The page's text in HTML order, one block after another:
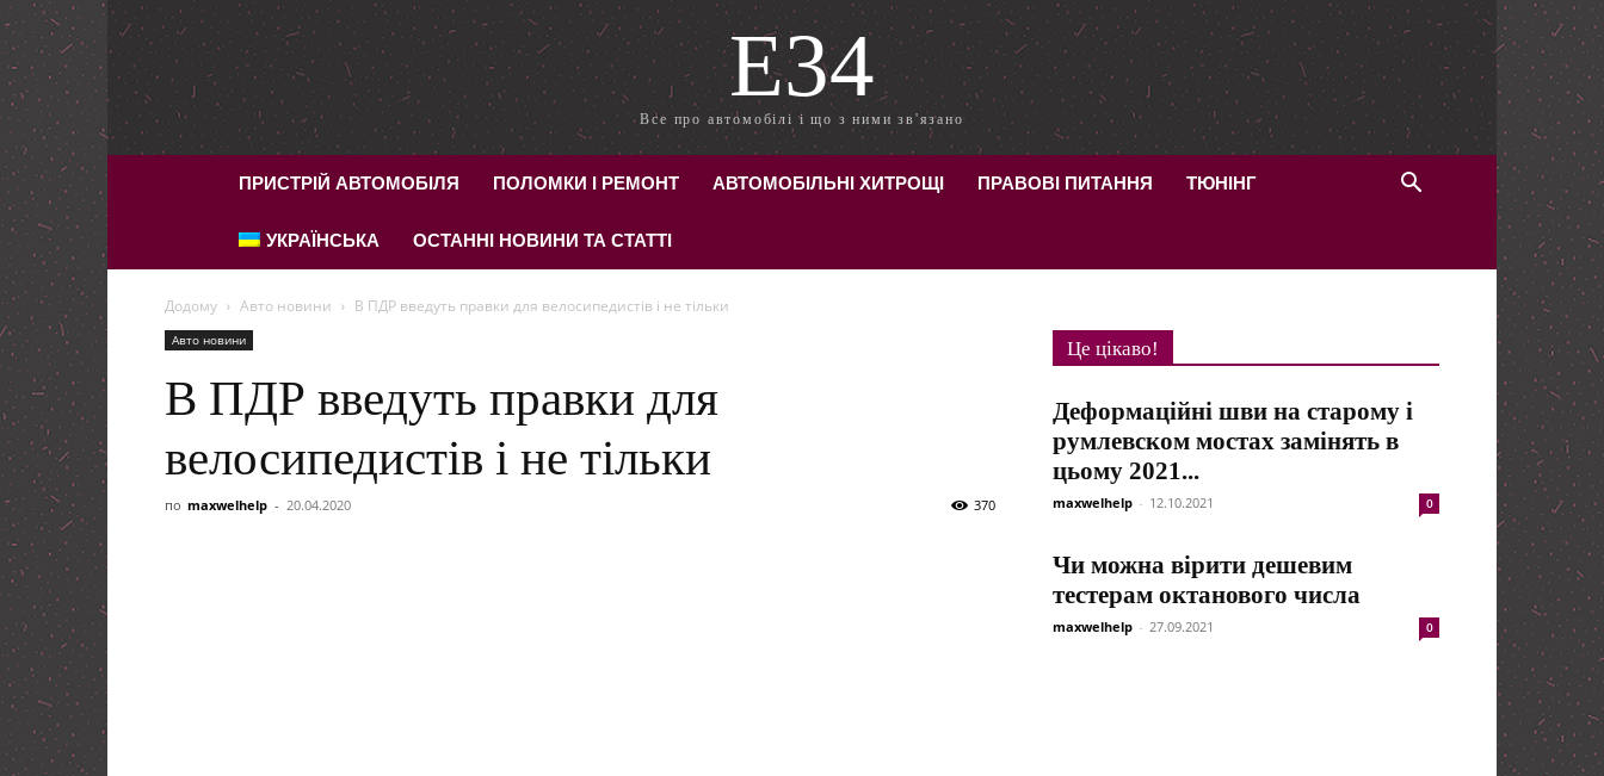
E34
Все про автомобілі і що з ними зв'язано
ПРИСТРІЙ АВТОМОБІЛЯ ПОЛОМКИ І РЕМОНТ АВТОМОБІЛЬНІ ХИТРОЩІ ПРАВОВІ ПИТАННЯ ТЮНІНГ
УКРАЇНСЬКА ОСТАННІ НОВИНИ ТА СТАТТІ
Додому Авто новини В ПДР введуть правки для велосипедистів і не тільки
Авто новини
В ПДР введуть правки для
велосипедистів і не тільки
по maxwelhelp - 20.04.2020 370
Це цікаво!
Деформаційні шви на старому і
румлевском мостах замінять в
цьому 2021...
maxwelhelp - 12.10.2021 0
Чи можна вірити дешевим
тестерам октанового числа
maxwelhelp - 27.09.2021 0